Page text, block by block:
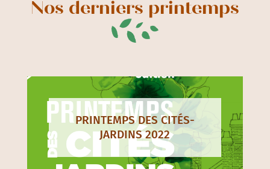
Nos derniers printemps
PRINTEMPS DES CITÉS-
JARDINS 2022